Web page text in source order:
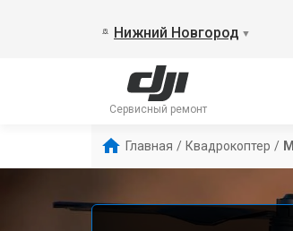
Нижний Новгород ▼
Сервисный ремонт
Главная / Квадрокоптер /